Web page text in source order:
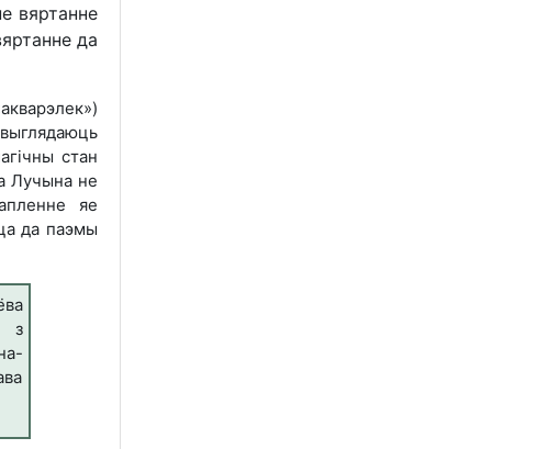
вяртанне
да
стан
Лучына не
яе
да паэмы
з